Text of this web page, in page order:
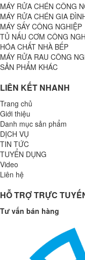
MÁY RỬA CHÉN CÔNG
MÁY RỬA CHÉN GIA
MÁY SẤY CÔNG NGHIỆP
TỦ NẤU CƠM CÔNG
HÓA CHẤT NHÀ BẾP
MÁY RỬA RAU CÔNG
SẢN PHẨM KHÁC
LIÊN KẾT NHANH
Trang chủ
Giới thiệu
Danh mục sản phẩm
DỊCH VỤ
TIN TỨC
TUYỂN DỤNG
Video
Liên hệ
HỖ TRỢ TRỰC
Tư vấn bán hàng